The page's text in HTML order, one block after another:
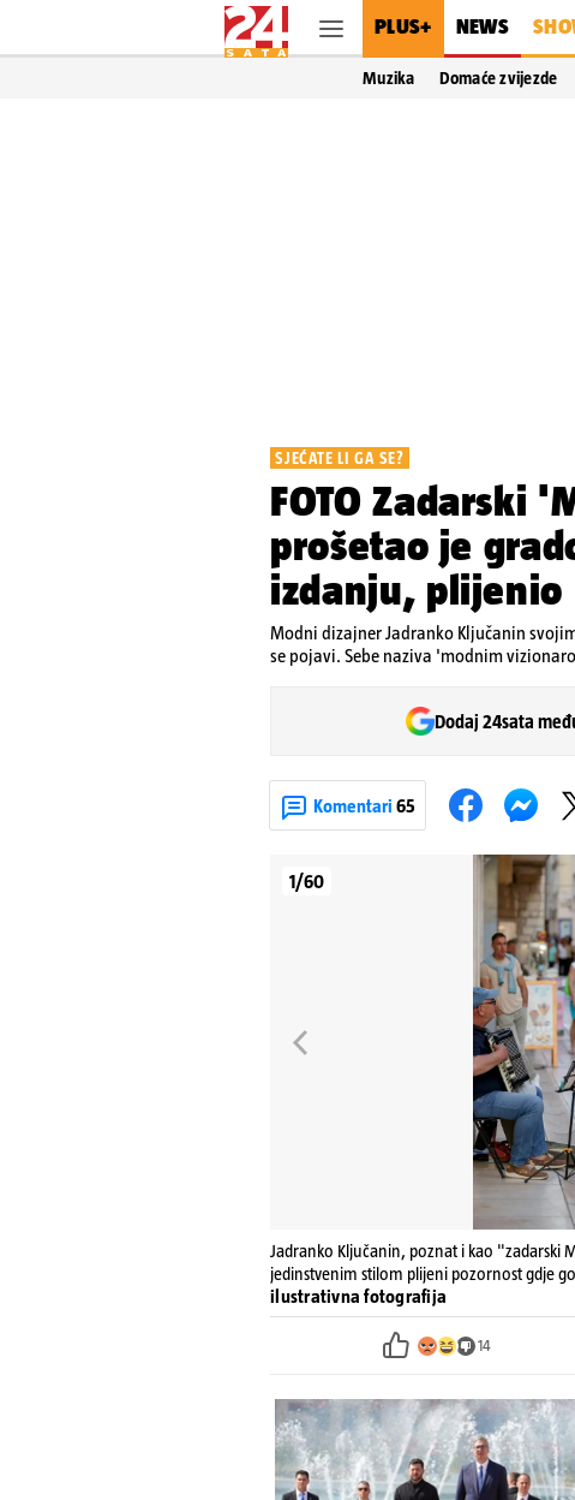
PLUS+ NEWS
Muzika Domaće zvijezde
SJEĆATE LI GA SE?
FOTO Zadarski
prošetao je
izdanju, plijenio
Modni dizajner Jadranko Ključanin
se pojavi. Sebe naziva 'modnim
Dodaj 24sata
Komentari 65
1/60
Jadranko Ključanin, poznat i kao "zadarski
jedinstvenim stilom plijeni pozornost gdje
ilustrativna fotografija
14